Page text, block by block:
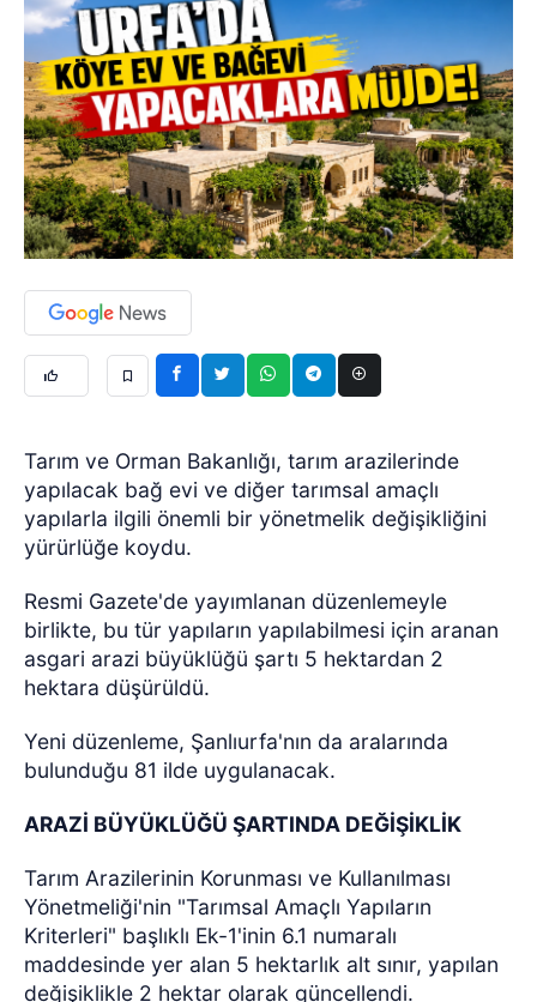
Tarım ve Orman Bakanlığı, tarım arazilerinde
yapılacak bağ evi ve diğer tarımsal amaçlı
yapılarla ilgili önemli bir yönetmelik değişikliğini
yürürlüğe koydu.
Resmi Gazete'de yayımlanan düzenlemeyle
birlikte, bu tür yapıların yapılabilmesi için aranan
asgari arazi büyüklüğü şartı 5 hektardan 2
hektara düşürüldü.
Yeni düzenleme, Şanlıurfa'nın da aralarında
bulunduğu 81 ilde uygulanacak.
ARAZİ BÜYÜKLÜĞÜ ŞARTINDA DEĞİŞİKLİK
Tarım Arazilerinin Korunması ve Kullanılması
Yönetmeliği'nin "Tarımsal Amaçlı Yapıların
Kriterleri" başlıklı Ek-1'inin 6.1 numaralı
maddesinde yer alan 5 hektarlık alt sınır, yapılan
değişiklikle 2 hektar olarak güncellendi.